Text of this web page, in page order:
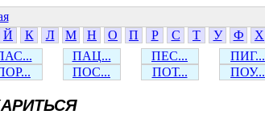
Й К Л М Н О П Р С Т У Ф Х
ПАЦ... ПЕС... ПИГ...
ПОС... ПОТ... ПОУ...